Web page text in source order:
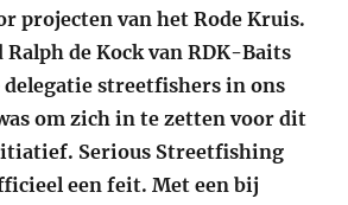
projecten van het Rode Kruis.
de Kock van RDK-Baits
delegatie streetfishers in ons
om zich in te zetten voor dit
Serious Streetfishing
een feit. Met een bij